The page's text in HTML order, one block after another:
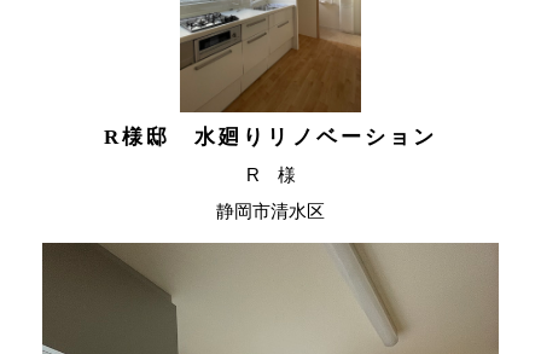
R様邸 水廻りリノベーション
R 様
静岡市清水区